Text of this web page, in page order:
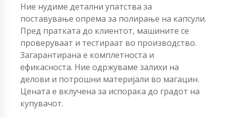
Ние нудиме детални упатства за
поставување опрема за полирање на капсули.
Пред пратката до клиентот, машините се
проверуваат и тестираат во производство.
Загарантирана е комплетноста и
ефикасноста. Ние одржуваме залихи на
делови и потрошни материјали во магацин.
Цената е вклучена за испорака до градот на
купувачот.